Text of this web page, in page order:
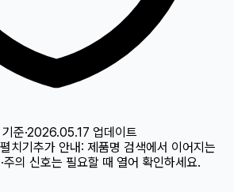
기준·2026.05.17 업데이트
치기추가 안내: 제품명 검색에서 이어지는
주의 신호는 필요할 때 열어 확인하세요.